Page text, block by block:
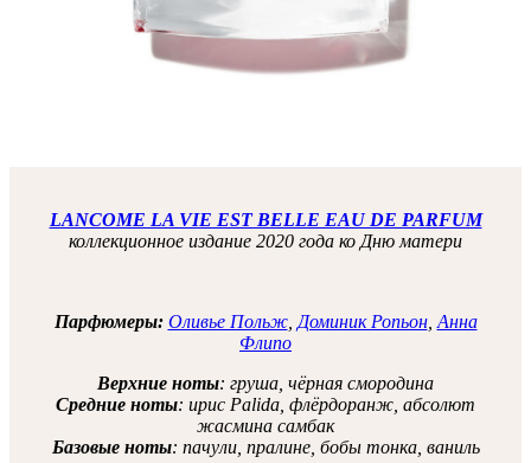
LANCOME LA VIE EST BELLE EAU DE PARFUM
коллекционное издание 2020 года ко Дню матери
Парфюмеры: Оливье Польж, Доминик Ропьон, Анна
Флипо
Верхние ноты: груша, чёрная смородина
Средние ноты: ирис Palida, флёрдоранж, абсолют
жасмина самбак
Базовые ноты: пачули, пралине, бобы тонка, ваниль